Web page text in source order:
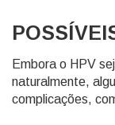
Embora o HPV
naturalmente,
complicações,